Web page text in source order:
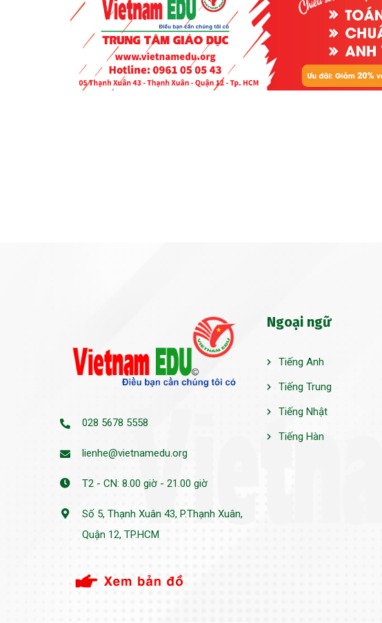
028 5678 5558
lienhe@vietnamedu.org
T2 - CN: 8.00 giờ - 21.00 giờ
Số 5, Thạnh Xuân 43, P.Thạnh Xuân,
Quận 12, TP.HCM
Ngoại ngữ
Tiếng Anh
Tiếng Trung
Tiếng Nhật
Tiếng Hàn